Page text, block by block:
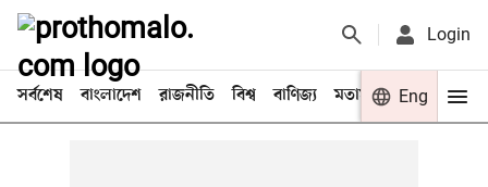
Login
সর্বশেষ বাংলাদেশ রাজনীতি বিশ্ব বাণিজ্য মতামত খেলা
Eng